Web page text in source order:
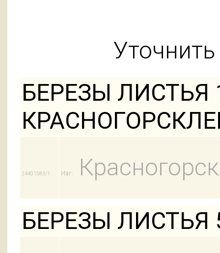
БЕРЕЗЫ ЛИСТЬЯ
24401583/1 Изг:
БЕРЕЗЫ ЛИСТЬЯ